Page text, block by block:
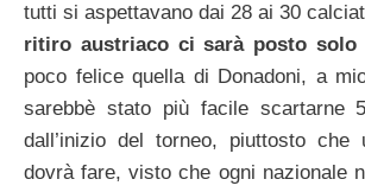
tutti si aspettavano dai 28 ai 30
ritiro austriaco ci sarà posto solo
poco felice quella di Donadoni, a
sarebbè stato più facile scartarne
dall’inizio del torneo, piuttosto che
dovrà fare, visto che ogni nazionale